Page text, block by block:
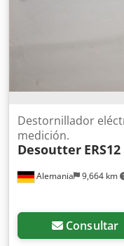
Alemania 9,664 km
Destornillador
medición.
Desoutter ERS12
Consultar